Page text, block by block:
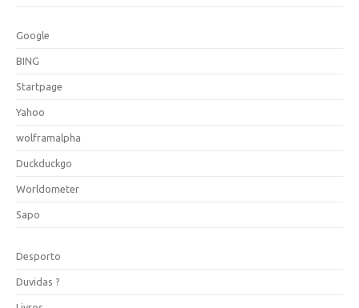
Google
BING
Startpage
Yahoo
wolframalpha
Duckduckgo
Worldometer
Sapo
Desporto
Duvidas ?